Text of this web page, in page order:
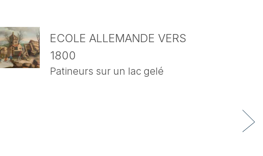
ECOLE ALLEMANDE VERS
1800
Patineurs sur un lac gelé